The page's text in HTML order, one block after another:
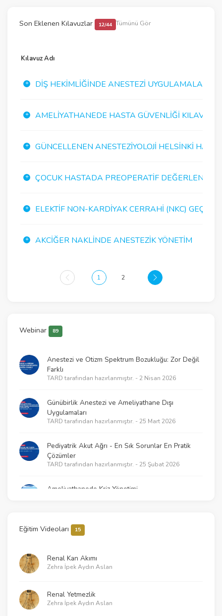
Son Eklenen Kılavuzlar 12/44 Tümünü Gör
Kılavuz Adı
DIŞ HEKIMLIĞINDE ANESTEZI UYGULAMALARI
AMELIYATHANEDE HASTA GÜVENLIĞI KILAVUZU
GÜNCELLENEN ANESTEZIYOLOJI HELSINKI
ÇOCUK HASTADA PREOPERATIF
ELEKTIF NON-KARDIYAK CERRAHI (NKC)
AKCIĞER NAKLINDE ANESTEZIK YÖNETIM
1 2
Webinar 89
Anestezi ve Otizm Spektrum Bozukluğu: Zor Değil
Farklı
TARD tarafından hazırlanmıştır. - 2 Nisan 2026
Günübirlik Anestezi ve Ameliyathane Dışı
Uygulamaları
TARD tarafından hazırlanmıştır. - 25 Mart 2026
Pediyatrik Akut Ağrı - En Sık Sorunlar En Pratik
Çözümler
TARD tarafından hazırlanmıştır. - 25 Şubat 2026
Ameliyathanede Kriz Yönetimi
2025 KPR Kılavuzlarının getirdikleri – Neler
Klinik Araştırmalarda Temel İstatistik ve Çalışma
Eğitim Videoları 15
Renal Kan Akımı
Zehra İpek Aydın Aslan
Renal Yetmezlik
Zehra İpek Aydın Aslan